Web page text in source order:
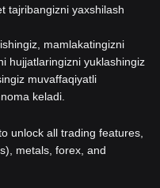
tajribangizni yaxshilash
mamlakatingizni
hujjatlaringizni yuklashingiz
muvaffaqiyatli
keladi.
unlock all trading features,
metals, forex, and